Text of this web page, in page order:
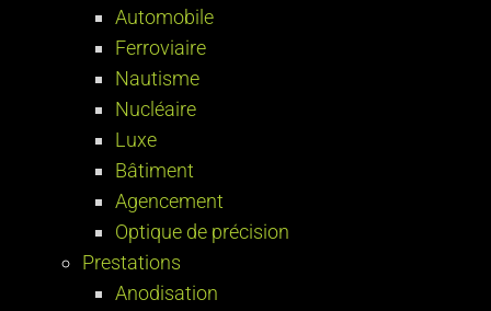
Automobile
Ferroviaire
Nautisme
Nucléaire
Luxe
Bâtiment
Agencement
Optique de précision
Prestations
Anodisation